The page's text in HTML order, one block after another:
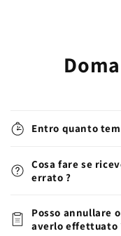
Entro quanto
Cosa fare se
errato ?
Posso annullare
averlo effettuato